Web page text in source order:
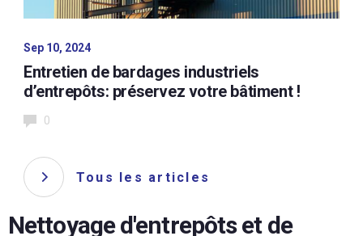
Sep 10, 2024
Entretien de bardages industriels
d’entrepôts: préservez votre bâtiment !
0
Tous les articles
Nettoyage d'entrepôts et de